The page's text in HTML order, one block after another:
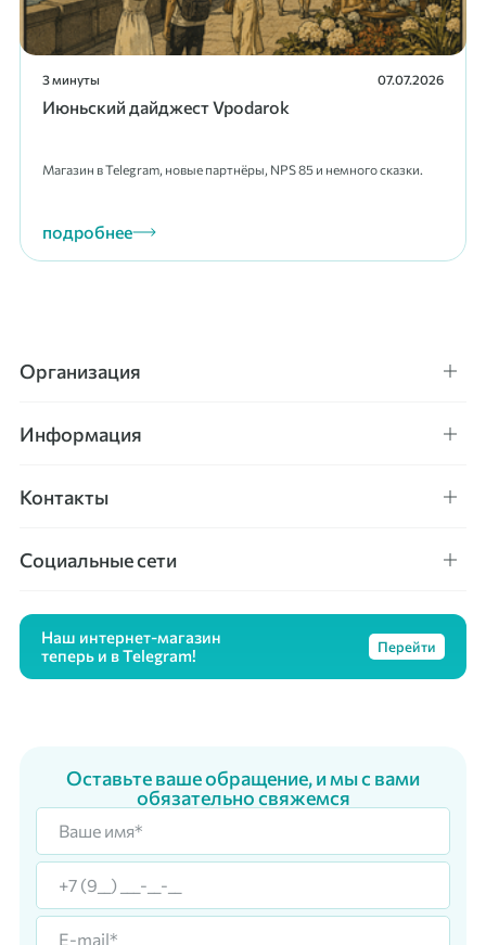
3 минуты 07.07.2026
Июньский дайджест Vpodarok
Магазин в Telegram, новые партнёры, NPS 85 и немного сказки.
подробнее
Организация
Информация
Контакты
Социальные сети
Наш интернет-магазин
теперь и в Telegram!
Перейти
Оставьте ваше обращение, и мы с вами
обязательно свяжемся